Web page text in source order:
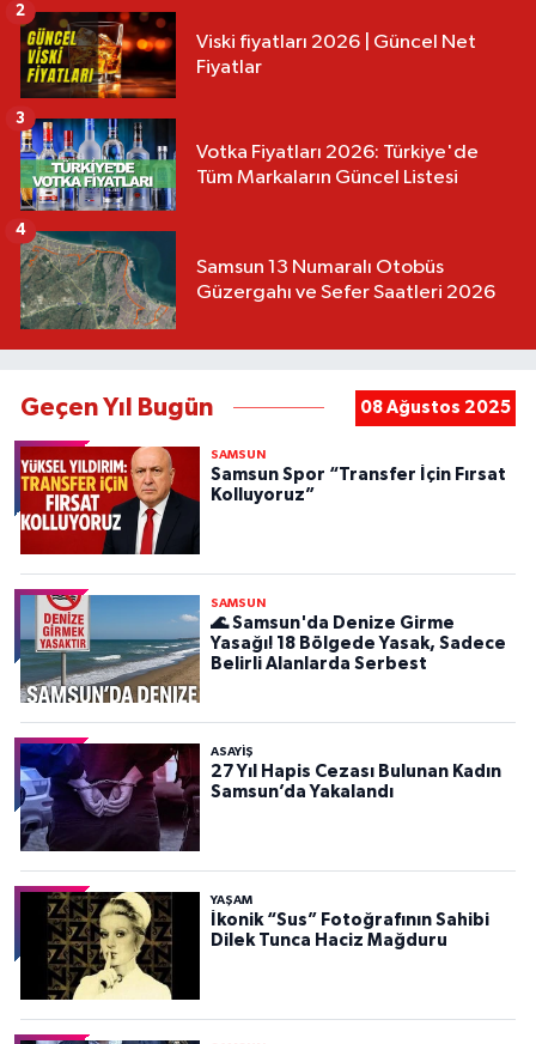
Viski fiyatları 2026 | Güncel Net
Fiyatlar
2
Votka Fiyatları 2026: Türkiye'de
Tüm Markaların Güncel Listesi
3
Samsun 13 Numaralı Otobüs
Güzergahı ve Sefer Saatleri 2026
4
Geçen Yıl Bugün 08 Ağustos 2025
SAMSUN
Samsun Spor “Transfer İçin Fırsat
Kolluyoruz”
SAMSUN
🌊 Samsun'da Denize Girme
Yasağı! 18 Bölgede Yasak, Sadece
Belirli Alanlarda Serbest
ASAYIŞ
27 Yıl Hapis Cezası Bulunan Kadın
Samsun’da Yakalandı
YAŞAM
İkonik “Sus” Fotoğrafının Sahibi
Dilek Tunca Haciz Mağduru